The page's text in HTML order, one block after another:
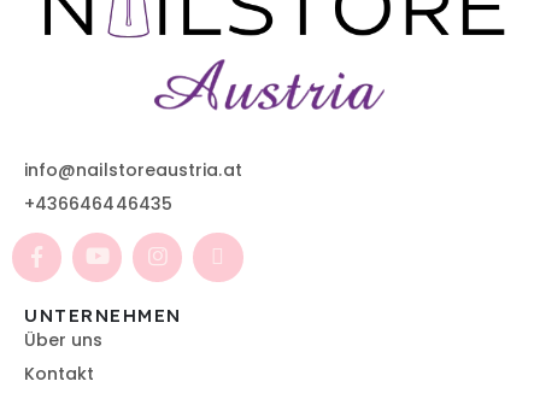
info@nailstoreaustria.at
+436646446435
UNTERNEHMEN
Über uns
Kontakt